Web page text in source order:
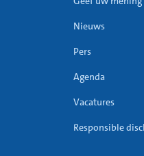
Nieuws
Pers
Agenda
Vacatures
Responsible